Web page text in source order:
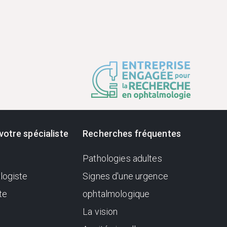
spécialiste Recherches fréquentes
Pathologies adultes
Signes d'une urgence
ophtalmologique
La vision